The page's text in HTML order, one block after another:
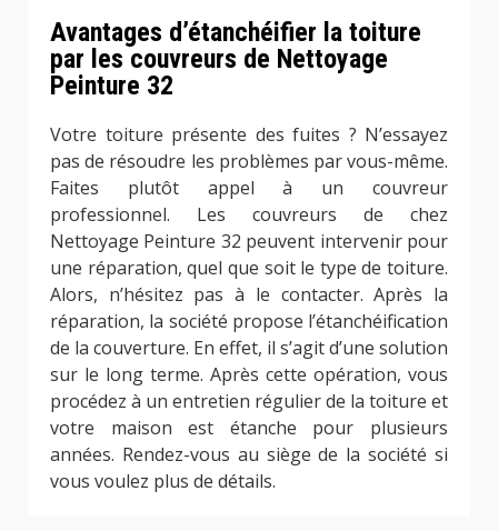
Avantages d’étanchéifier la toiture
par les couvreurs de Nettoyage
Peinture 32
Votre toiture présente des fuites ? N’essayez
pas de résoudre les problèmes par vous-même.
Faites plutôt appel à un couvreur
professionnel. Les couvreurs de chez
Nettoyage Peinture 32 peuvent intervenir pour
une réparation, quel que soit le type de toiture.
Alors, n’hésitez pas à le contacter. Après la
réparation, la société propose l’étanchéification
de la couverture. En effet, il s’agit d’une solution
sur le long terme. Après cette opération, vous
procédez à un entretien régulier de la toiture et
votre maison est étanche pour plusieurs
années. Rendez-vous au siège de la société si
vous voulez plus de détails.